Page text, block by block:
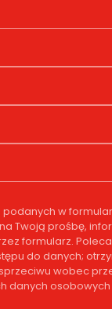
w
Twoją prośbę,
formularz.
do danych;
wobec
danych